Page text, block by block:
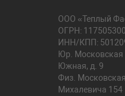
ООО «Теплый
ОГРН:
ИНН/КПП:
Юр. Московская
Южная, д. 9
Физ.
Михалевича 154